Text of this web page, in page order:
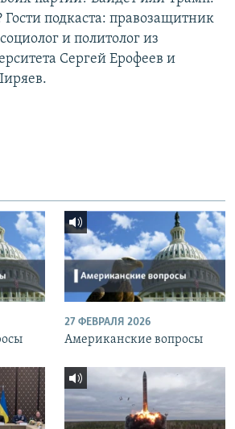
подкаста: правозащитник
и политолог из
Сергей Ерофеев и
27 ФЕВРАЛЯ 2026
Американские вопросы